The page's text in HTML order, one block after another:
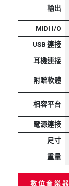
輸出
MIDI I/O
USB 連接
耳機連接
附贈軟體
相容平台
電源連接
尺寸
重量